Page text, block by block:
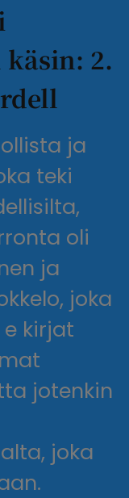
2.
ja
teki
oli
ja
joka
kirjat​
jotenkin
joka